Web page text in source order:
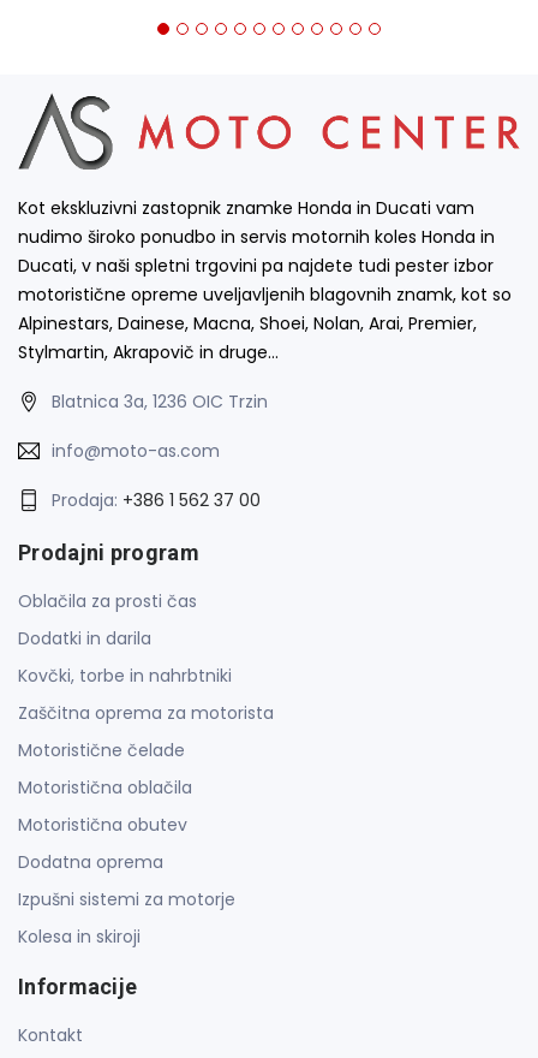
Kot ekskluzivni zastopnik znamke Honda in Ducati vam
nudimo široko ponudbo in servis motornih koles Honda in
Ducati, v naši spletni trgovini pa najdete tudi pester izbor
motoristične opreme uveljavljenih blagovnih znamk, kot so
Alpinestars, Dainese, Macna, Shoei, Nolan, Arai, Premier,
Stylmartin, Akrapovič in druge…
Blatnica 3a, 1236 OIC Trzin
info@moto-as.com
Prodaja: +386 1 562 37 00
Prodajni program
Oblačila za prosti čas
Dodatki in darila
Kovčki, torbe in nahrbtniki
Zaščitna oprema za motorista
Motoristične čelade
Motoristična oblačila
Motoristična obutev
Dodatna oprema
Izpušni sistemi za motorje
Kolesa in skiroji
Informacije
Kontakt